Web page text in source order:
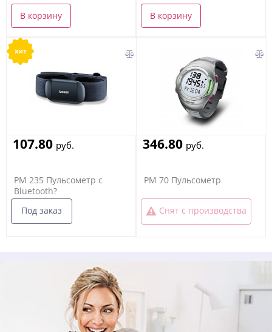
В корзину
В корзину
хит
107.80 руб.
PM 235 Пульсометр с
Bluetooth?
Под заказ
346.80 руб.
PM 70 Пульсометр
Снят с производства